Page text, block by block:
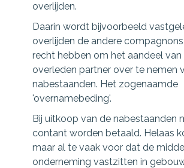
overlijden.
Daarin wordt bijvoorbeeld
overlijden de andere
recht hebben om het aandeel van
overleden partner over te nemen
nabestaanden. Het zogenaamde
'overnamebeding'.
Bij uitkoop van de nabestaanden
contant worden betaald. Helaas
maar al te vaak voor dat de
onderneming vastzitten in